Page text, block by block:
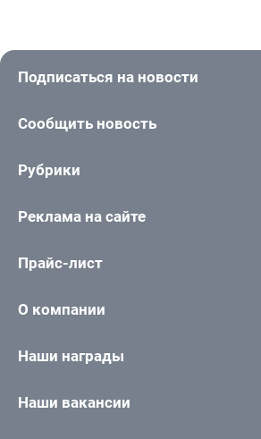
Подписаться на новости
Сообщить новость
Рубрики
Реклама на сайте
Прайс-лист
О компании
Наши награды
Наши вакансии